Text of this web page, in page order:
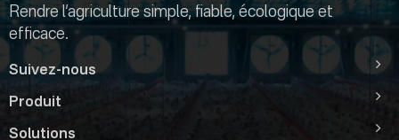
Rendre l’agriculture simple, fiable, écologique et
efficace.
Suivez-nous
Produit
Solutions